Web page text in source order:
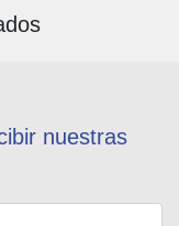
nuestras